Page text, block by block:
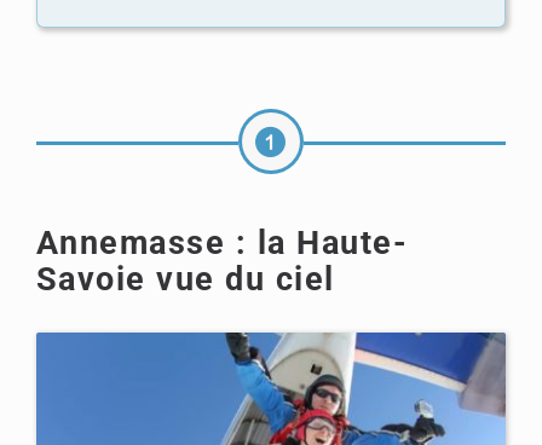
Annemasse : la Haute-
Savoie vue du ciel